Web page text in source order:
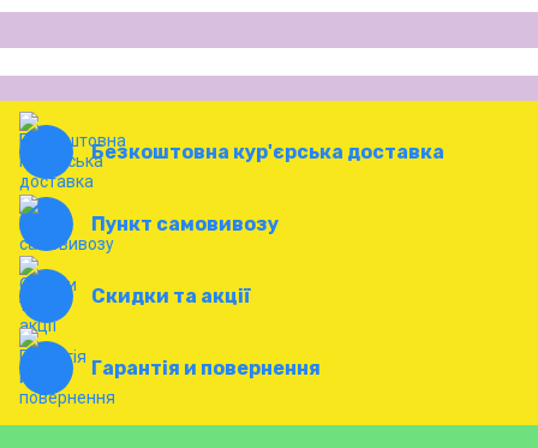
Безкоштовна кур'єрська доставка
Пункт самовивозу
Скидки та акції
Гарантія и повернення